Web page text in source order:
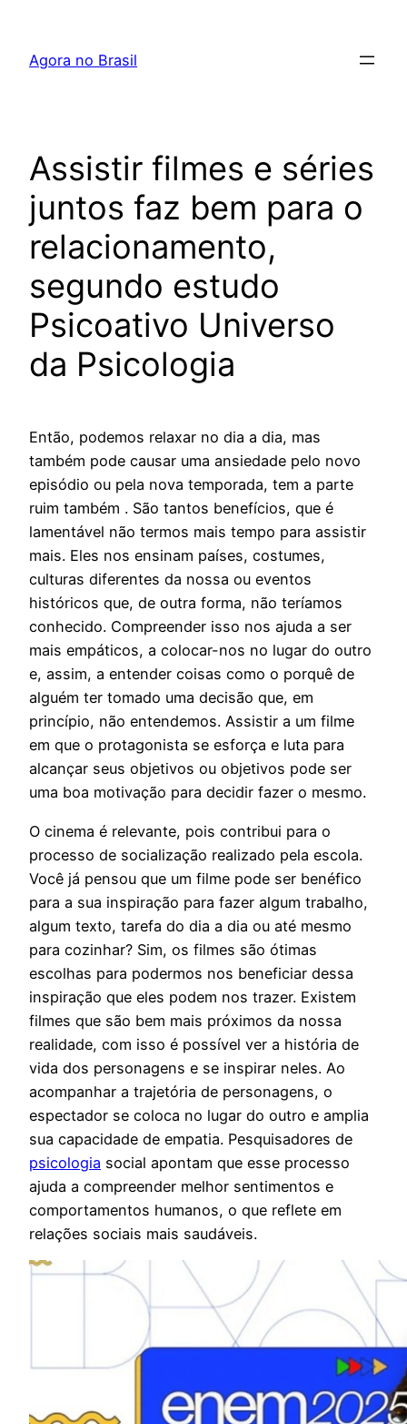
Agora no Brasil
Assistir filmes e séries
juntos faz bem para o
relacionamento,
segundo estudo
Psicoativo Universo
da Psicologia
Então, podemos relaxar no dia a dia, mas
também pode causar uma ansiedade pelo novo
episódio ou pela nova temporada, tem a parte
ruim também . São tantos benefícios, que é
lamentável não termos mais tempo para assistir
mais. Eles nos ensinam países, costumes,
culturas diferentes da nossa ou eventos
históricos que, de outra forma, não teríamos
conhecido. Compreender isso nos ajuda a ser
mais empáticos, a colocar-nos no lugar do outro
e, assim, a entender coisas como o porquê de
alguém ter tomado uma decisão que, em
princípio, não entendemos. Assistir a um filme
em que o protagonista se esforça e luta para
alcançar seus objetivos ou objetivos pode ser
uma boa motivação para decidir fazer o mesmo.
O cinema é relevante, pois contribui para o
processo de socialização realizado pela escola.
Você já pensou que um filme pode ser benéfico
para a sua inspiração para fazer algum trabalho,
algum texto, tarefa do dia a dia ou até mesmo
para cozinhar? Sim, os filmes são ótimas
escolhas para podermos nos beneficiar dessa
inspiração que eles podem nos trazer. Existem
filmes que são bem mais próximos da nossa
realidade, com isso é possível ver a história de
vida dos personagens e se inspirar neles. Ao
acompanhar a trajetória de personagens, o
espectador se coloca no lugar do outro e amplia
sua capacidade de empatia. Pesquisadores de
psicologia social apontam que esse processo
ajuda a compreender melhor sentimentos e
comportamentos humanos, o que reflete em
relações sociais mais saudáveis.